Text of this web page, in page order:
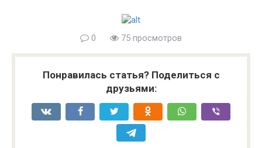
0 75 просмотров
Понравилась статья? Поделиться с
друзьями: